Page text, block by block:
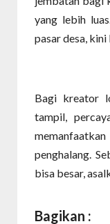
yang lebih
pasar desa,
Bagi kreator
tampil,
penghalang.
bisa besar,
Bagikan :